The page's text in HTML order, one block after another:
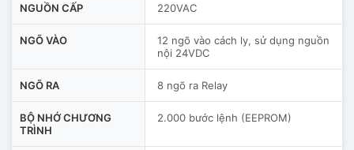
NGUỒN CẤP 220VAC
NGÕ VÀO
12 ngõ vào cách ly, sử dụng nguồn
nội 24VDC
NGÕ RA 8 ngõ ra Relay
BỘ NHỚ CHƯƠNG
TRÌNH
2.000 bước lệnh (EEPROM)